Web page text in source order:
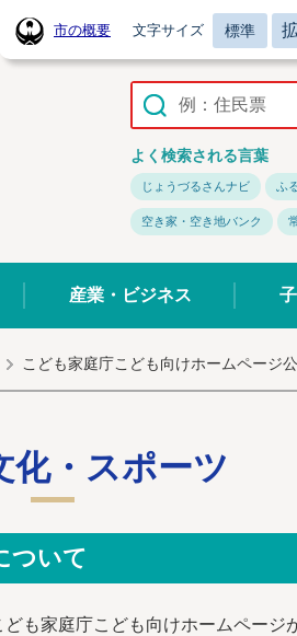
市ホームページ
市の概要 文字サイズ 標準
よく検索される言葉
じょうづるさんナビ ふ
空き家・空き地バンク
産業・ビジネス
こども家庭庁こども向けホームページ
化・スポーツ
ついて
も家庭庁こども向けホームページ